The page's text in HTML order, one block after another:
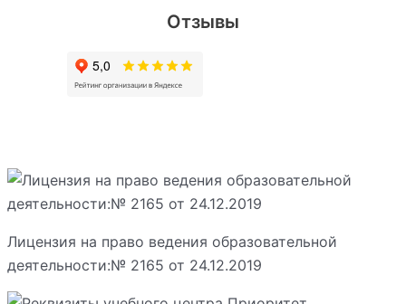
Отзывы
Лицензия на право ведения образовательной
деятельности:№ 2165 от 24.12.2019